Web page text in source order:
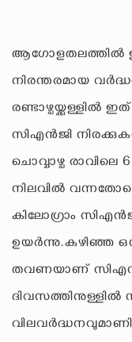
ആഗോളതലത്തിൽ
നിരന്തരമായ
രണ്ടാഴ്ചയ്ക്കുള്ളിൽ
സിഎൻജി
ചൊവ്വാഴ്ച
നിലവിൽ
കിലോഗ്രാം
ഉയർന്നു.കഴിഞ്ഞ
തവണയാണ്
ദിവസത്തിനുള്ളിൽ